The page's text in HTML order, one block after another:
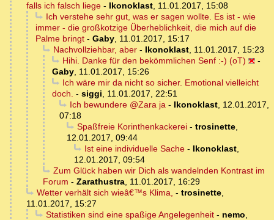
falls ich falsch liege - Ikonoklast, 11.01.2017, 15:08
Ich verstehe sehr gut, was er sagen wollte. Es ist - wie
immer - die großkotzige Überheblichkeit, die mich auf die
Palme bringt - Gaby, 11.01.2017, 15:17
Nachvollziehbar, aber- Ikonoklast, 11.01.2017, 15:23
Hihi. Danke für den bekömmlichen Senf :-) (oT)
-
Gaby, 11.01.2017, 15:26
Ich wäre mir da nicht so sicher. Emotional vielleicht
doch. - siggi, 11.01.2017, 22:51
Ich bewundere @Zara ja- Ikonoklast, 12.01.2017,
07:18
Spaßfreie Korinthenkackerei- trosinette,
12.01.2017, 09:44
Ist eine individuelle Sache- Ikonoklast,
12.01.2017, 09:54
Zum Glück haben wir Dich als wandelnden Kontrast im
Forum - Zarathustra, 11.01.2017, 16:29
Wetter verhält sich wieâ€™s Klima, - trosinette,
11.01.2017, 15:27
Statistiken sind eine spaßige Angelegenheit- nemo,